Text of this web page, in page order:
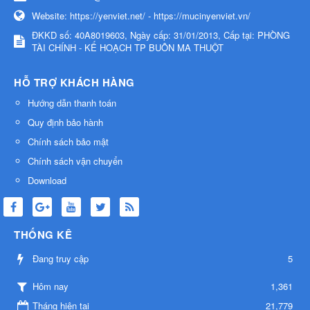
Website: https://yenviet.net/ - https://mucinyenviet.vn/
ĐKKD số: 40A8019603, Ngày cấp: 31/01/2013, Cấp tại: PHÒNG
TÀI CHÍNH - KẾ HOẠCH TP BUÔN MA THUỘT
HỖ TRỢ KHÁCH HÀNG
Hướng dẫn thanh toán
Quy định bảo hành
Chính sách bảo mật
Chính sách vận chuyển
Download
THỐNG KÊ
Đang truy cập 5
Hôm nay
1,361
Tháng hiện tại
21,779